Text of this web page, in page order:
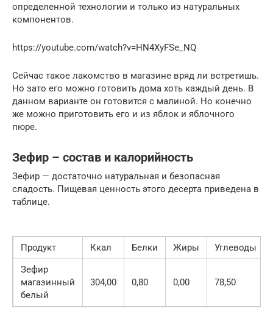
определенной технологии и только из натуральных
компонентов.
https://youtube.com/watch?v=HN4XyFSe_NQ
Сейчас такое лакомство в магазине вряд ли встретишь.
Но зато его можно готовить дома хоть каждый день. В
данном варианте он готовится с малиной. Но конечно
же можно приготовить его и из яблок и яблочного
пюре.
Зефир – состав и калорийность
Зефир — достаточно натуральная и безопасная
сладость. Пищевая ценность этого десерта приведена в
таблице.
Продукт Ккал Белки Жиры
Углеводы
Зефир
магазинный
белый
304,00 0,80 0,00 78,50